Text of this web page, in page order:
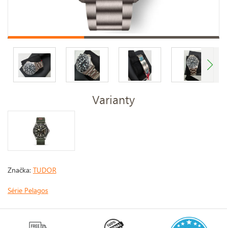
Varianty
Značka: TUDOR
Série Pelagos